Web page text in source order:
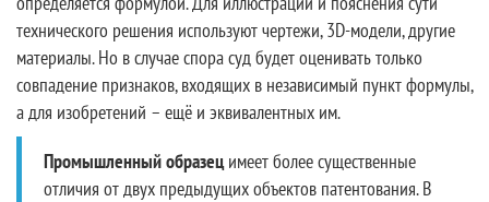
технического решения используют чертежи, 3D-модели, другие
материалы. Но в случае спора суд будет оценивать только
совпадение признаков, входящих в независимый пункт формулы,
а для изобретений – ещё и эквивалентных им.
Промышленный образецимеет более существенные
отличия от двух предыдущих объектов патентования. В